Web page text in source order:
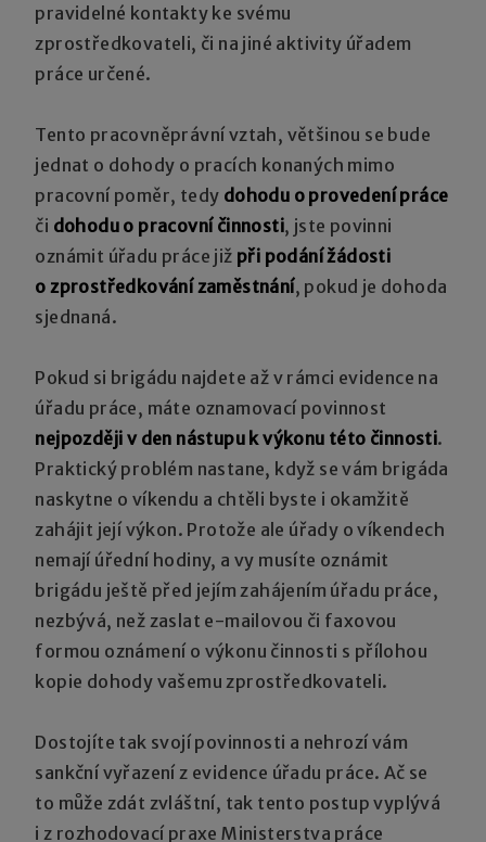
pravidelné kontakty ke svému
zprostředkovateli, či na jiné aktivity úřadem
práce určené.
Tento pracovněprávní vztah, většinou se bude
jednat o dohody o pracích konaných mimo
pracovní poměr, tedy dohodu o provedení práce
či dohodu o pracovní činnosti, jste povinni
oznámit úřadu práce již při podání žádosti
o zprostředkování zaměstnání, pokud je dohoda
sjednaná.
Pokud si brigádu najdete až v rámci evidence na
úřadu práce, máte oznamovací povinnost
nejpozději v den nástupu k výkonu této činnosti.
Praktický problém nastane, když se vám brigáda
naskytne o víkendu a chtěli byste i okamžitě
zahájit její výkon. Protože ale úřady o víkendech
nemají úřední hodiny, a vy musíte oznámit
brigádu ještě před jejím zahájením úřadu práce,
nezbývá, než zaslat e-mailovou či faxovou
formou oznámení o výkonu činnosti s přílohou
kopie dohody vašemu zprostředkovateli.
Dostojíte tak svojí povinnosti a nehrozí vám
sankční vyřazení z evidence úřadu práce. Ač se
to může zdát zvláštní, tak tento postup vyplývá
i z rozhodovací praxe Ministerstva práce